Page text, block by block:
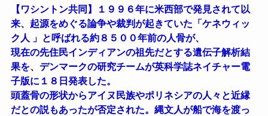
【ワシントン共同】１９９６年に米西部で発見されて以
来、起源をめぐる論争や裁判が起きていた「ケネウィッ
ク人 」と呼ばれる約８５００年前の人骨が、
現在の先住民インディアンの祖先だとする遺伝子解析結
果を、デンマークの研究チームが英科学誌ネイチャー電
子版に１８日発表した。
頭蓋骨の形状からアイヌ民族やポリネシアの人々と近縁
だとの説もあったが否定された。縄文人が船で海を渡っ